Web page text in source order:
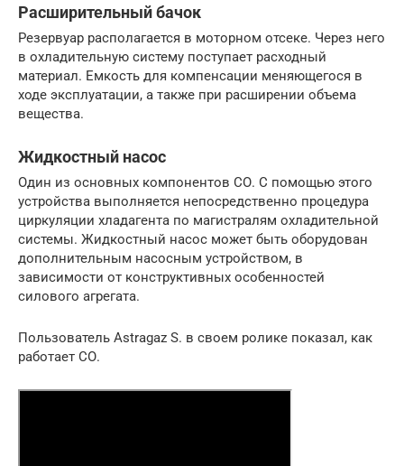
Расширительный бачок
Резервуар располагается в моторном отсеке. Через него
в охладительную систему поступает расходный
материал. Емкость для компенсации меняющегося в
ходе эксплуатации, а также при расширении объема
вещества.
Жидкостный насос
Один из основных компонентов СО. С помощью этого
устройства выполняется непосредственно процедура
циркуляции хладагента по магистралям охладительной
системы. Жидкостный насос может быть оборудован
дополнительным насосным устройством, в
зависимости от конструктивных особенностей
силового агрегата.
Пользователь Astragaz S. в своем ролике показал, как
работает СО.